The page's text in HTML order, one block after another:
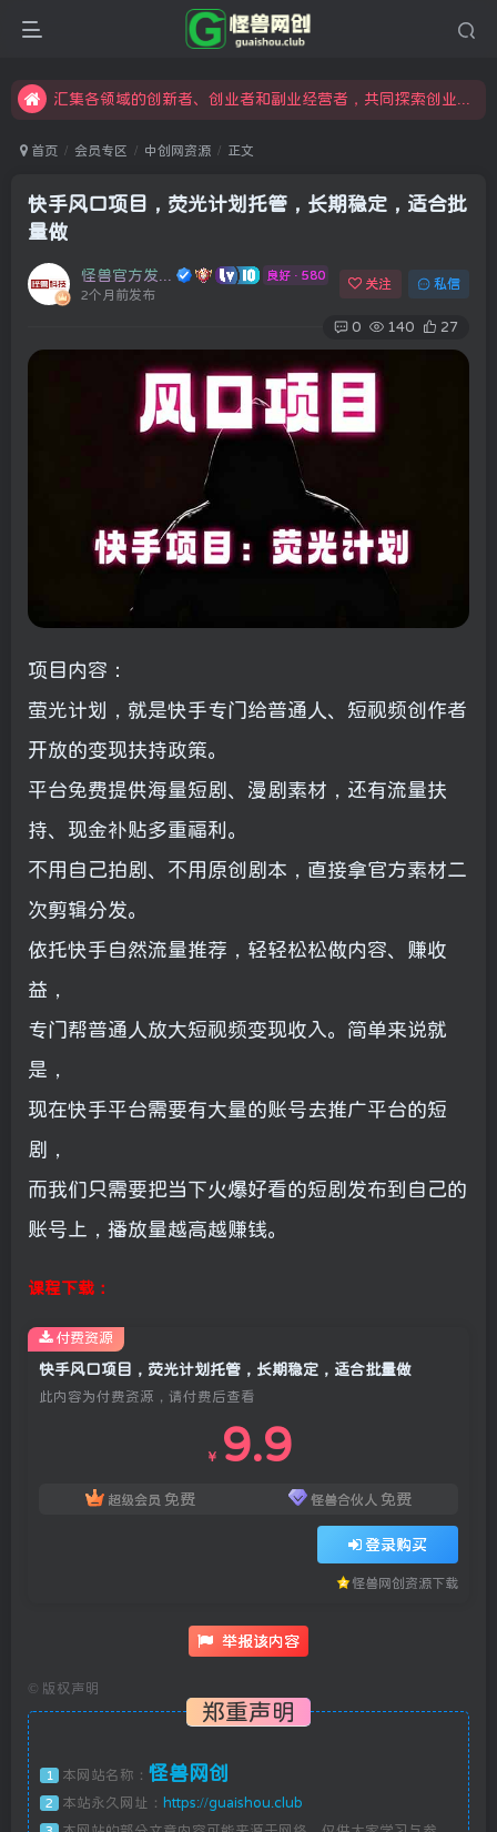
限时开通会员更享折扣，超高返佣
怪兽俱乐部，创业，引流，自媒体，加入怪兽网创成就梦想
首页 会员专区 中创网资源 正文
快手风口项目，荧光计划托管，长期稳定，适合批
量做
良好 · 580
2个月前发布
关注 私信
0 140 27
项目内容：
萤光计划，就是快手专门给普通人、短视频创作者
开放的变现扶持政策。
平台免费提供海量短剧、漫剧素材，还有流量扶
持、现金补贴多重福利。
不用自己拍剧、不用原创剧本，直接拿官方素材二
次剪辑分发。
依托快手自然流量推荐，轻轻松松做内容、赚收
益，
专门帮普通人放大短视频变现收入。简单来说就
是，
现在快手平台需要有大量的账号去推广平台的短
剧，
而我们只需要把当下火爆好看的短剧发布到自己的
账号上，播放量越高越赚钱。
课程下载：
快手风口项目，荧光计划托管，长期稳定，适合批量做
此内容为付费资源，请付费后查看
￥ 9.9
超级会员 免费 怪兽合伙人 免费
登录购买
怪兽网创资源下载
付费资源
举报该内容
© 版权声明
郑重声明
1 本网站名称： 怪兽网创
2 本站永久网址： https://guaishou.club